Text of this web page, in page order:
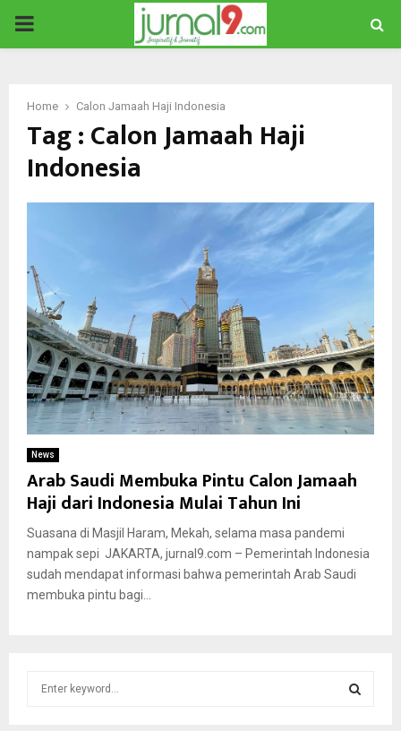
PRIMARY
Home Calon Jamaah Haji Indonesia
Tag : Calon Jamaah Haji
Indonesia
News
Arab Saudi Membuka Pintu Calon Jamaah
Haji dari Indonesia Mulai Tahun Ini
Suasana di Masjil Haram, Mekah, selama masa pandemi
nampak sepi JAKARTA, jurnal9.com – Pemerintah Indonesia
sudah mendapat informasi bahwa pemerintah Arab Saudi
membuka pintu bagi...